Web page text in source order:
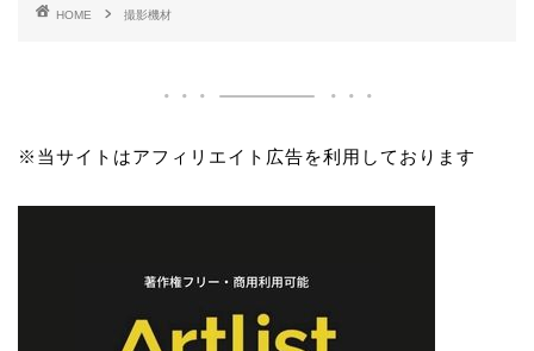
HOME 撮影機材
※当サイトはアフィリエイト広告を利用しております